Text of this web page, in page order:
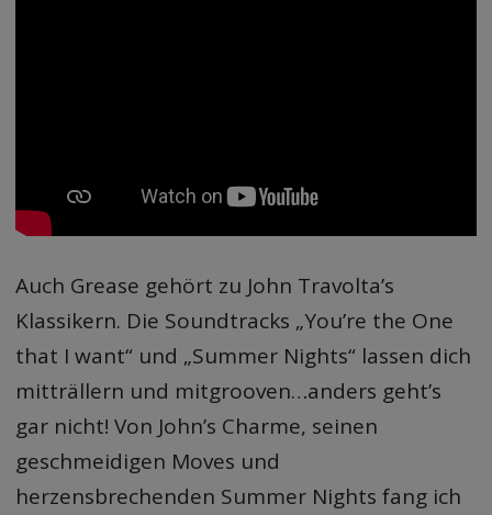
Auch Grease gehört zu John Travolta’s
Klassikern. Die Soundtracks „You’re the One
that I want“ und „Summer Nights“ lassen dich
mitträllern und mitgrooven…anders geht’s
gar nicht! Von John’s Charme, seinen
geschmeidigen Moves und
herzensbrechenden Summer Nights fang ich